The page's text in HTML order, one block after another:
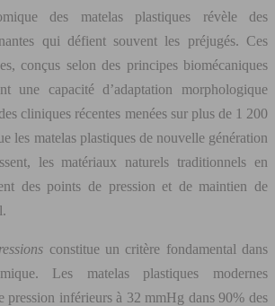
des matelas plastiques révèle des
qui défient souvent les préjugés. Ces
conçus selon des principes biomécaniques
une capacité d’adaptation morphologique
cliniques récentes menées sur plus de 1 200
les matelas plastiques de nouvelle génération
les matériaux naturels traditionnels en
des points de pression et de maintien de
constitue un critère fondamental dans
Les matelas plastiques modernes
pression inférieurs à 32 mmHg dans 90% des